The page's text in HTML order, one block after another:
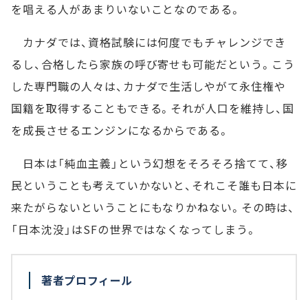
を唱える人があまりいないことなのである。
カナダでは、資格試験には何度でもチャレンジでき
るし、合格したら家族の呼び寄せも可能だという。こう
した専門職の人々は、カナダで生活しやがて永住権や
国籍を取得することもできる。それが人口を維持し、国
を成長させるエンジンになるからである。
日本は「純血主義」という幻想をそろそろ捨てて、移
民ということも考えていかないと、それこそ誰も日本に
来たがらないということにもなりかねない。その時は、
「日本沈没」はSFの世界ではなくなってしまう。
著者プロフィール